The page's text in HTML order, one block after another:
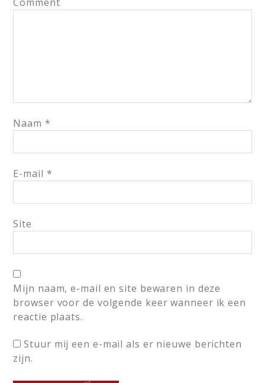
Naam *
E-mail *
Site
Mijn naam, e-mail en site bewaren in deze
browser voor de volgende keer wanneer ik een
reactie plaats.
Stuur mij een e-mail als er nieuwe berichten
zijn.